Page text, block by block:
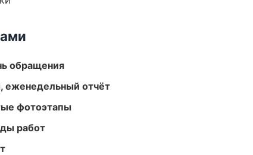
обращения
еженедельный отчёт
фотоэтапы
работ